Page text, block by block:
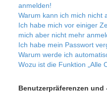
anmelden!
Warum kann ich mich nicht
Ich habe mich vor einiger
mich aber nicht mehr
Ich habe mein Passwort
Warum werde ich
Wozu ist die Funktion „Alle
Benutzerpräferenzen